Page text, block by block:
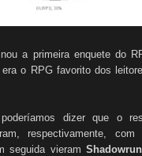
a primeira enquete do
o RPG favorito dos
dizer que o
respectivamente,
seguida vieramShadowrun